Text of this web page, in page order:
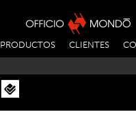
PRODUCTOS CLIENTES